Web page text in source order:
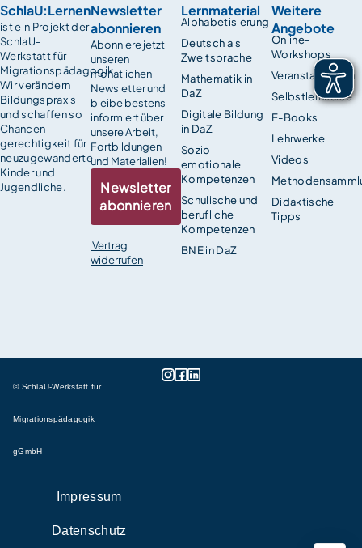
SchlaU:Lernen
ist ein Projekt der
SchlaU-
Werkstatt für
Migrationspädagogik.
Wir verändern
Bildungspraxis
und schaffen so
Chancen­
gerechtigkeit für
neuzugewanderte
Kinder und
Jugendliche.
Lernmaterial
Alphabetisierung
Deutsch als
Zweitsprache
Mathematik in
DaZ
Digitale Bildung
in DaZ
Sozio-
emotionale
Kompetenzen
Schulische und
berufliche
Kompetenzen
BNE in DaZ
Weitere
Angebote
Online-
Workshops
Veranstaltungen
Selbstlernkurse
E-Books
Lehrwerke
Videos
Didaktische
Tipps
Newsletter
abonnieren
Abonniere jetzt
unseren
monatlichen
Newsletter und
bleibe bestens
informiert über
unsere Arbeit,
Fortbildungen
und Materialien!
Newsletter
abonnieren
Vertrag
widerrufen
© SchlaU-Werkstatt für
Migrationspädagogik
gGmbH
Impressum
Datenschutz